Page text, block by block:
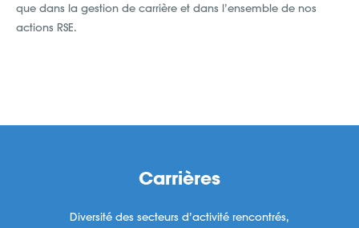
que dans la gestion de carrière et dans l’ensemble de nos
actions RSE.
Carrières
Diversité des secteurs d’activité rencontrés,